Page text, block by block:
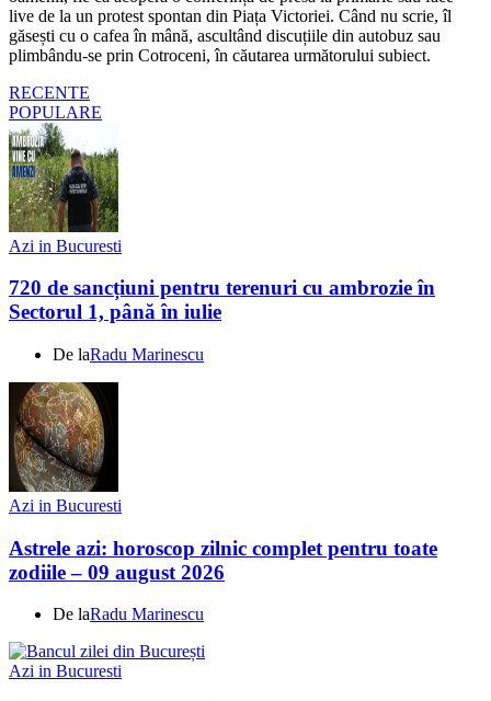
live de la un protest spontan din Piața Victoriei. Când nu scrie, îl
găsești cu o cafea în mână, ascultând discuțiile din autobuz sau
plimbându-se prin Cotroceni, în căutarea următorului subiect.
RECENTE
POPULARE
Azi in Bucuresti
720 de sancțiuni pentru terenuri cu ambrozie în
Sectorul 1, până în iulie
De laRadu Marinescu
Azi in Bucuresti
Astrele azi: horoscop zilnic complet pentru toate
zodiile – 09 august 2026
De laRadu Marinescu
Azi in Bucuresti